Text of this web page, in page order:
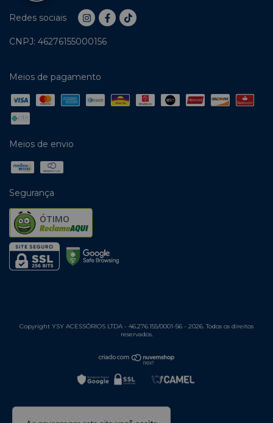
Redes sociais
CNPJ: 46276155000156
Meios de pagamento
Meios de envio
Segurança
ÓTIMO
Copyright YSY ACESSÓRIOS LTDA - 46.276.155/0001-56 - 2026. Todos os direitos
reservados.